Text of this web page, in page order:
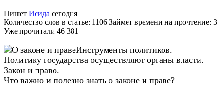
Пишет Исида сегодня
Количество слов в статье: 1106 Займет времени на прочтение:
Уже прочитали 46 381
Инструменты политиков.
Политику государства осуществляют органы власти.
Закон и право.
Что важно и полезно знать о законе и праве?